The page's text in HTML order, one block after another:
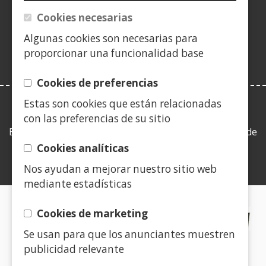
Cookies necesarias
Algunas cookies son necesarias para
proporcionar una funcionalidad base
Cookies de preferencias
Estas son cookies que están relacionadas
con las preferencias de su sitio
Cookies analíticas
Nos ayudan a mejorar nuestro sitio web
mediante estadísticas
Cookies de marketing
Se usan para que los anunciantes muestren
publicidad relevante
berrian)
LEY DE TRANSPARENCIA
Esta web se ajusta a lo establecido en la Ley 19/2013, de
9 de diciembre, de transparencia, acceso a la
CERTIFICADOS DE CALIDAD